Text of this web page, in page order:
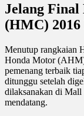
Jelang
(HMC) 2016
Menutup rangkaian
Honda Motor
pemenang terbaik
ditunggu setelah
dilaksanakan di Mall
mendatang.